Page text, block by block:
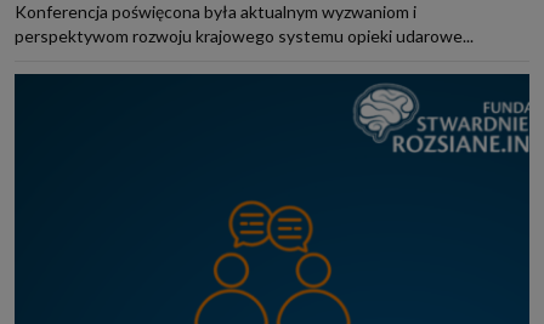
Konferencja poświęcona była aktualnym wyzwaniom i
perspektywom rozwoju krajowego systemu opieki udarowe...